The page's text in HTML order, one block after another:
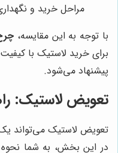
مراحل خرید و
با توجه به این مقایسه،
برای خرید لاستیک با
پیشنهاد می‌شود.
تعویض لاستیک:
تعویض لاستیک می‌تواند یک
در این بخش، به شما